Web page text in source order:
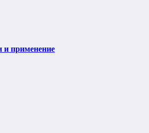
и применение